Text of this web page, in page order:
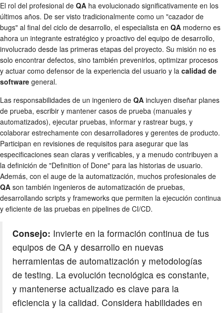
El rol del profesional de QA ha evolucionado significativamente en los
últimos años. De ser visto tradicionalmente como un "cazador de
bugs" al final del ciclo de desarrollo, el especialista en QA moderno es
ahora un integrante estratégico y proactivo del equipo de desarrollo,
involucrado desde las primeras etapas del proyecto. Su misión no es
solo encontrar defectos, sino también prevenirlos, optimizar procesos
y actuar como defensor de la experiencia del usuario y la calidad de
software general.
Las responsabilidades de un ingeniero de QA incluyen diseñar planes
de prueba, escribir y mantener casos de prueba (manuales y
automatizados), ejecutar pruebas, informar y rastrear bugs, y
colaborar estrechamente con desarrolladores y gerentes de producto.
Participan en revisiones de requisitos para asegurar que las
especificaciones sean claras y verificables, y a menudo contribuyen a
la definición de "Definition of Done" para las historias de usuario.
Además, con el auge de la automatización, muchos profesionales de
QA son también ingenieros de automatización de pruebas,
desarrollando scripts y frameworks que permiten la ejecución continua
y eficiente de las pruebas en pipelines de CI/CD.
Consejo: Invierte en la formación continua de tus
equipos de QA y desarrollo en nuevas
herramientas de automatización y metodologías
de testing. La evolución tecnológica es constante,
y mantenerse actualizado es clave para la
eficiencia y la calidad. Considera habilidades en